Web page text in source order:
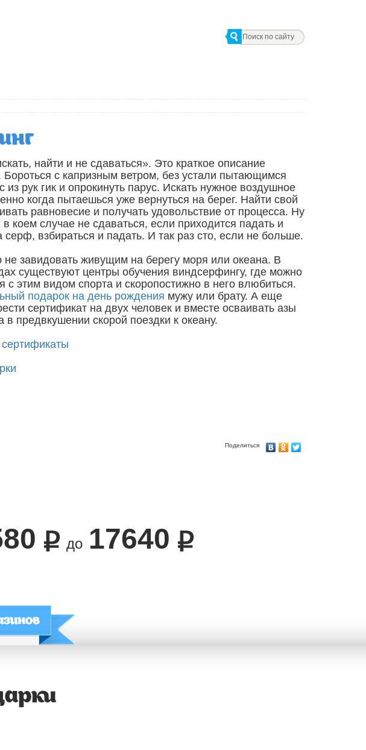
найти и не сдаваться». Это краткое описание
Бороться с капризным ветром, без устали пытающимся
из рук гик и опрокинуть парус. Искать нужное воздушное
когда пытаешься уже вернуться на берег. Найти свой
равновесие и получать удовольствие от процесса. Ну
в коем случае не сдаваться, если приходится падать и
серф, взбираться и падать. И так раз сто, если не больше.
не завидовать живущим на берегу моря или океана. В
существуют центры обучения виндсерфингу, где можно
с этим видом спорта и скоропостижно в него влюбиться.
подарок на день рождения мужу или брату. А еще
сертификат на двух человек и вместе осваивать азы
в предвкушении скорой поездки к океану.
Поделиться
до 17640